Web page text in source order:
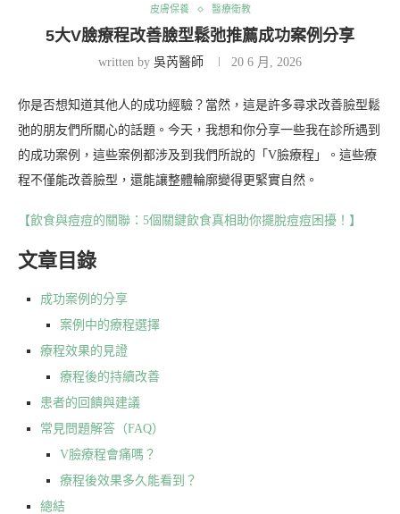
皮膚保養 醫療衛教
5大V臉療程改善臉型鬆弛推薦成功案例分享
written by 吳芮醫師 20 6 月, 2026
你是否想知道其他人的成功經驗？當然，這是許多尋求改善臉型鬆
弛的朋友們所關心的話題。今天，我想和你分享一些我在診所遇到
的成功案例，這些案例都涉及到我們所說的「V臉療程」。這些療
程不僅能改善臉型，還能讓整體輪廓變得更緊實自然。
【飲食與痘痘的關聯：5個關鍵飲食真相助你擺脫痘痘困擾！】
文章目錄
成功案例的分享
案例中的療程選擇
療程效果的見證
療程後的持續改善
患者的回饋與建議
常見問題解答（FAQ）
V臉療程會痛嗎？
療程後效果多久能看到？
總結